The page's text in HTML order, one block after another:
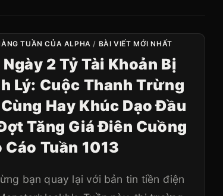
TUẦN CỦA ALPHA / BÀI VIẾT MỚI NHẤT
Ngày 2 Tỷ Tài Khoản Bị
Lý: Cuộc Thanh Trừng
Hay Khúc Dạo Đầu
Tăng Giá Điên Cuồng
Cáo Tuần 1013
bạn quay lại với bản tin tiền điện